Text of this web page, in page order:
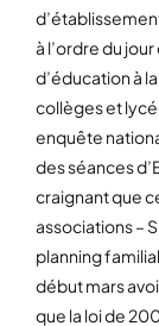
à l’ordre du
d’éducation à
collèges et
enquête
des séances
craignant que
associations –
planning
début mars
que la loi de